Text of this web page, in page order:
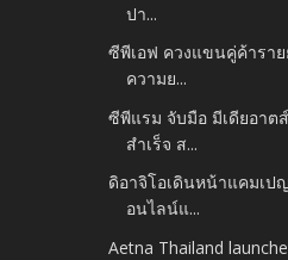
ปา...
ซีพีเอฟ ควงแขนคู่ค้ารา
ความย...
ซีพีแรม จับมือ มีเดียอาต
สำเร็จ ส...
ดิอาจิโอเดินหน้าแคมเป
อนไลน์แ...
Aetna Thailand